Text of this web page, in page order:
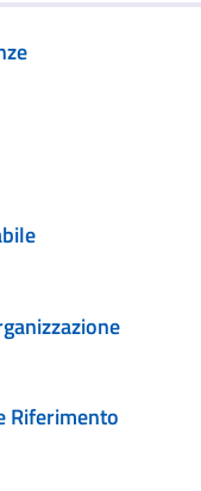
Riferimento